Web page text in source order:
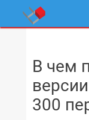
В чем
300